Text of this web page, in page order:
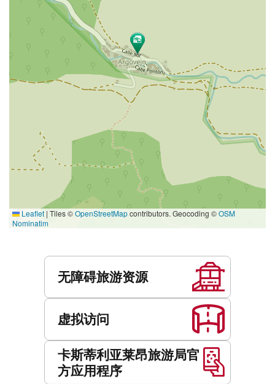
Leaflet | Tiles ©OpenStreetMapcontributors. Geocoding ©OSM
Nominatim
无障碍旅游资源
虚拟访问
卡斯蒂利亚莱昂旅游局官
方应用程序